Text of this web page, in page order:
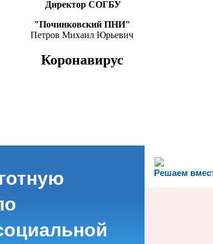
Директор СОГБУ
"Починковский ПНИ"
Петров Михаил Юрьевич
Коронавирус
Решаем